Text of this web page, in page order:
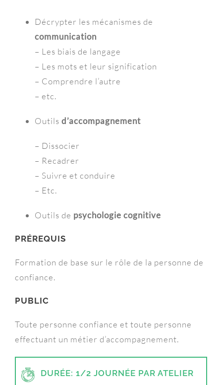
Décrypter les mécanismes de
communication
– Les biais de langage
– Les mots et leur signification
– Comprendre l’autre
– etc.
Outils d’accompagnement
– Dissocier
– Recadrer
– Suivre et conduire
– Etc.
Outils de psychologie cognitive
PRÉREQUIS
Formation de base sur le rôle de la personne de
confiance.
PUBLIC
Toute personne confiance et toute personne
effectuant un métier d’accompagnement.
DURÉE: 1/2 JOURNÉE PAR ATELIER